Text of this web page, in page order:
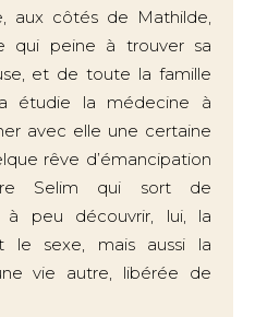
aux côtés de Mathilde,
qui peine à trouver sa
et de toute la famille
étudie la médecine à
avec elle une certaine
rêve d’émancipation
Selim qui sort de
à peu découvrir, lui, la
le sexe, mais aussi la
vie autre, libérée de